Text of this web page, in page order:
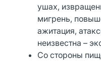
ушах,
мигрень,
ажитация,
неизвестна –
Со стороны